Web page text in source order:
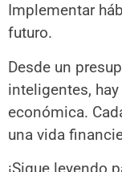
Implementar
futuro.
Desde un
inteligentes,
económica.
una vida